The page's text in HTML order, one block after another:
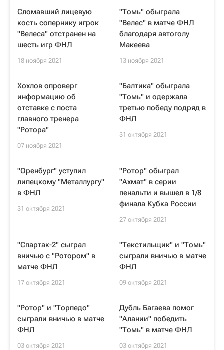
Сломавший лицевую
кость сопернику игрок
"Велеса" отстранен на
шесть игр ФНЛ
18 ноября 2021
"Томь" обыграла
"Велес" в матче ФНЛ
благодаря автоголу
Макеева
13 ноября 2021
Хохлов опроверг
информацию об
отставке с поста
главного тренера
"Ротора"
07 ноября 2021
"Балтика" обыграла
"Томь" и одержала
третью победу подряд в
ФНЛ
31 октября 2021
"Оренбург" уступил
липецкому "Металлургу"
в ФНЛ
31 октября 2021
"Ротор" обыграл
"Ахмат" в серии
пенальти и вышел в 1/8
финала Кубка России
27 октября 2021
"Спартак-2" сыграл
вничью с "Ротором" в
матче ФНЛ
17 октября 2021
"Текстильщик" и "Томь"
сыграли вничью в матче
ФНЛ
09 октября 2021
"Ротор" и "Торпедо"
сыграли вничью в матче
ФНЛ
03 октября 2021
Дубль Багаева помог
"Алании" победить
"Томь" в матче ФНЛ
03 октября 2021